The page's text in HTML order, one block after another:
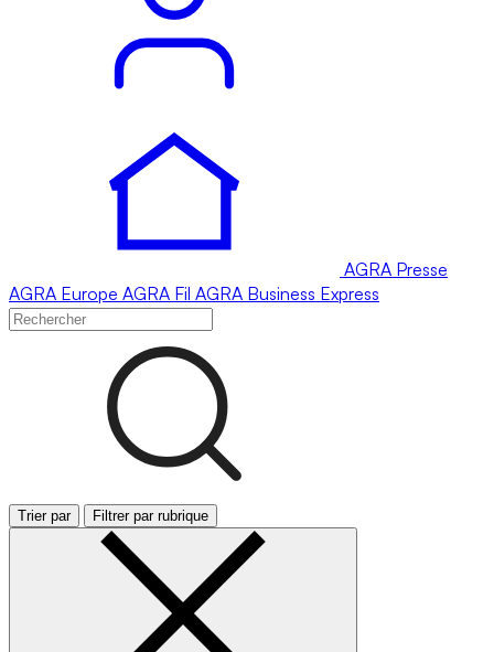
AGRA Presse
AGRA Europe AGRA Fil AGRA Business Express
Trier par Filtrer par rubrique